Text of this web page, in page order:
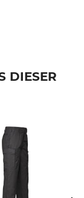
DIESER